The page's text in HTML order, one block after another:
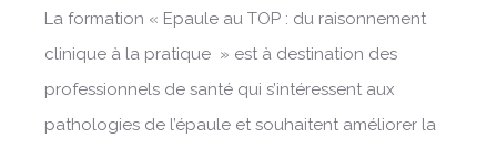
La formation « Epaule au TOP : du raisonnement
clinique à la pratique » est à destination des
professionnels de santé qui s’intéressent aux
pathologies de l’épaule et souhaitent améliorer la